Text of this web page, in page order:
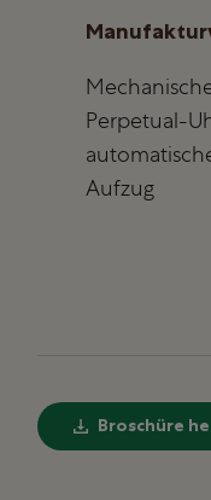
Perpetual-
Aufzug
Broschüre